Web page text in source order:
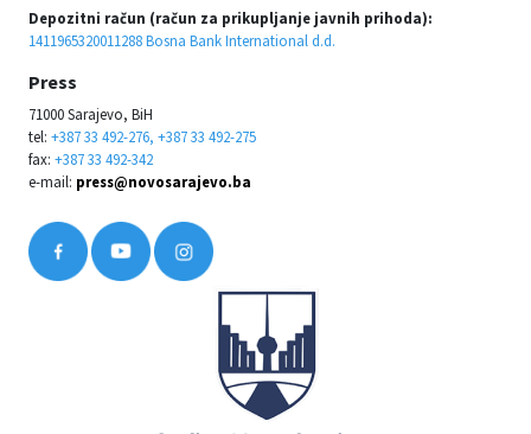
Depozitni račun (račun za prikupljanje javnih prihoda):
1411965320011288 Bosna Bank International d.d.
Press
71000 Sarajevo, BiH
tel: +387 33 492-276, +387 33 492-275
fax: +387 33 492-342
e-mail: press@novosarajevo.ba